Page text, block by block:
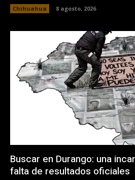
Chihuahua 8 agosto, 2026
Buscar en Durango: una
falta de resultados oficiales